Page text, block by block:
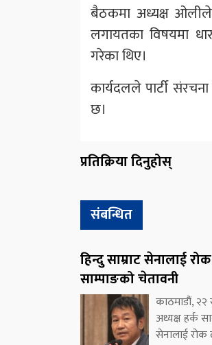
बैठकमा अध्यक्ष ओलीले
लगायतका विषयमा
गरेका थिए।
कार्यदलले पार्टी
छ।
प्रतिक्रिया दिनुहोस्
संबन्धित
हिन्दु साम्राट सेनालाई
साम्पाङको चेतावनी
काठमाडौं, २२
अध्यक्ष हर्क
सेनालाई रोक